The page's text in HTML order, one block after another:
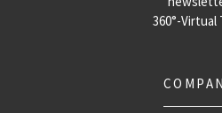
360°-Virtual